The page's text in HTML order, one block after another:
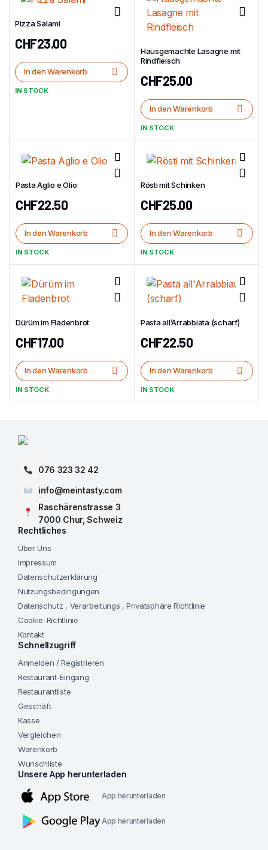
Pizza Salami
CHF23.00
In den Warenkorb
IN STOCK
Hausgemachte Lasagne mit
Rindfleisch
CHF25.00
In den Warenkorb
IN STOCK
Pasta Aglio e Olio
CHF22.50
In den Warenkorb
IN STOCK
Rösti mit Schinken
CHF25.00
In den Warenkorb
IN STOCK
Dürüm im Fladenbrot
CHF17.00
In den Warenkorb
IN STOCK
Pasta all’Arrabbiata (scharf)
CHF22.50
In den Warenkorb
IN STOCK
076 323 32 42
info@meintasty.com
Raschärenstrasse 3
7000 Chur, Schweiz
Rechtliches
Über Uns
Impressum
Datenschutzerklärung
Nutzungsbedingungen
Datenschutz , Verarbeitungs , Privatsphäre Richtlinie
Cookie-Richtlinie
Kontakt
Schnellzugriff
Anmelden / Registrieren
Restaurant-Eingang
Restaurantliste
Geschäft
Kasse
Vergleichen
Warenkorb
Wunschliste
Unsere App herunterladen
App herunterladen
App herunterladen